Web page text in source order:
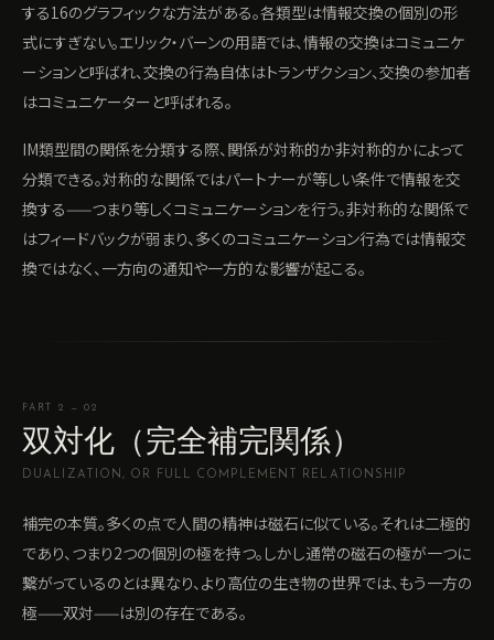
する16のグラフィックな方法がある。各類型は情報交換の個別の形
式にすぎない。エリック・バーンの用語では、情報の交換はコミュニケ
ーションと呼ばれ、交換の行為自体はトランザクション、交換の参加者
はコミュニケーターと呼ばれる。
IM類型間の関係を分類する際、関係が対称的か非対称的かによって
分類できる。対称的な関係ではパートナーが等しい条件で情報を交
換する——つまり等しくコミュニケーションを行う。非対称的な関係で
はフィードバックが弱まり、多くのコミュニケーション行為では情報交
換ではなく、一方向の通知や一方的な影響が起こる。
PART 2 — 02
双対化（完全補完関係）
DUALIZATION, OR FULL COMPLEMENT RELATIONSHIP
補完の本質。多くの点で人間の精神は磁石に似ている。それは二極的
であり、つまり2つの個別の極を持つ。しかし通常の磁石の極が一つに
繋がっているのとは異なり、より高位の生き物の世界では、もう一方の
極——双対——は別の存在である。